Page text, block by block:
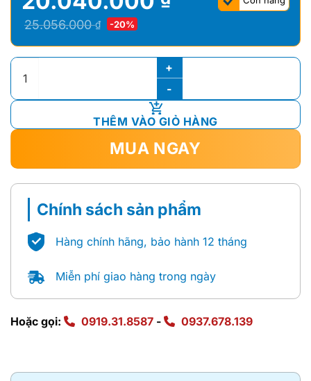
25.056.000₫
Giá
là:
25.056.000 ₫.
Giá
tại
là:
20.040.000 ₫.
-20%
Vòi Sen Cây Nhiệt Độ ToTo TX454SFV2BRS số lượng
THÊM VÀO GIỎ HÀNG
MUA NGAY
Chính sách sản phẩm
Hàng chính hãng, bảo hành 12 tháng
Miễn phí giao hàng trong ngày
Hoặc gọi: 0919.31.8587 - 0937.678.139